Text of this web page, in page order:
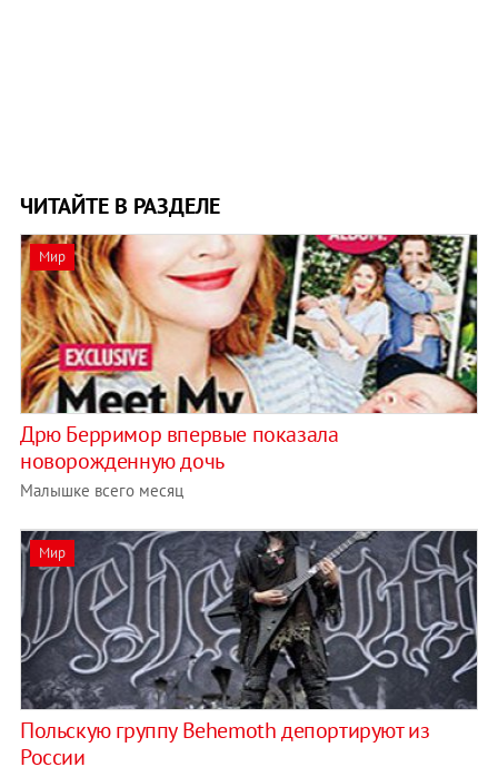
ЧИТАЙТЕ В РАЗДЕЛЕ
Мир
Дрю Берримор впервые показала
новорожденную дочь
Малышке всего месяц
Мир
Польскую группу Behemoth депортируют из
России